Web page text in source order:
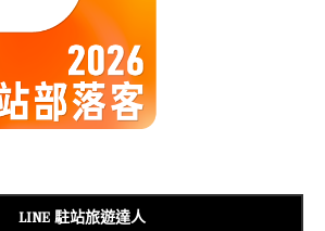
LINE 駐站旅遊達人